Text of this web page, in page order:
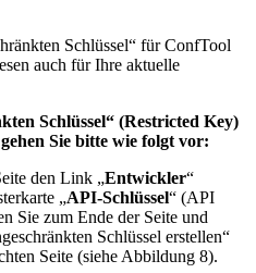
Schlüssel“ für ConfTool
auch für Ihre aktuelle
Schlüssel“ (Restricted Key)
Sie bitte wie folgt vor:
den Link „Entwickler“
„API-Schlüssel“ (API
Sie zum Ende der Seite und
Schlüssel erstellen“
Seite (siehe Abbildung 8).